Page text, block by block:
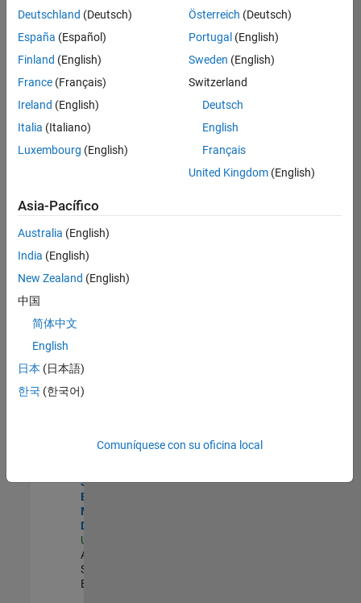
No se
han
traducido
todos
los
empleos.
Busque
por
ubicación
todos
empleos
en su
zona.
Product Strategy Lead - Cloud & Ecosystem for Simulink
Ecosystem for
US-MA-Natick
Experimentado
Solutions
Engineer -
Model Based
Design
US-MA-Natick
Advanced
Support |
Experimentado
Deutschland (Deutsch)
España (Español)
Finland (English)
France (Français)
Ireland (English)
Italia (Italiano)
Luxembourg (English)
Österreich (Deutsch)
Portugal (English)
Sweden (English)
Switzerland
Deutsch
English
Français
United Kingdom(English)
Asia-Pacífico
Australia (English)
India (English)
New Zealand (English)
中国
简体中文
English
日本 (日本語)
한국 (한국어)
Comuníquese con su oficina local